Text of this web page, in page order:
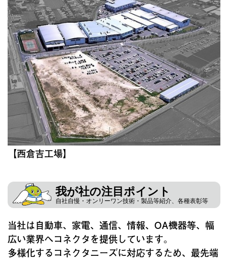
【西倉吉工場】
我が社の注目ポイント
自社自慢・オンリーワン技術・製品等紹介、各種表彰等
当社は自動車、家電、通信、情報、OA機器等、幅
広い業界へコネクタを提供しています。
多様化するコネクタニーズに対応するため、最先端